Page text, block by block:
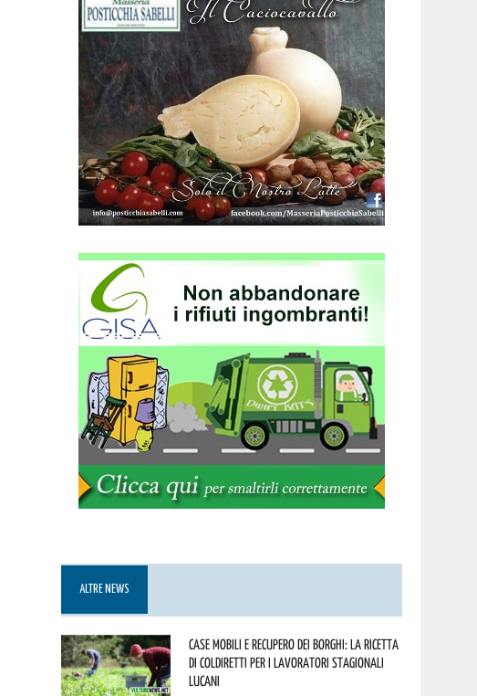
ALTRE NEWS
Case mobili e recupero dei borghi: la ricetta
di Coldiretti per i lavoratori stagionali
lucani